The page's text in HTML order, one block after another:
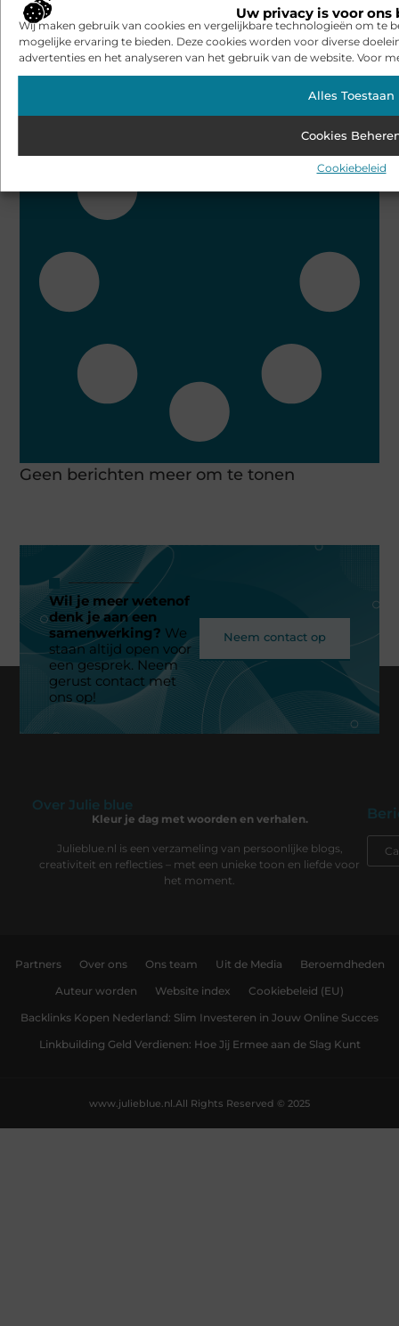
Uw privacy is voor
Wij maken gebruik van cookies en vergelijkbare technologieën om te
mogelijke ervaring te bieden. Deze cookies worden voor diverse
advertenties en het analyseren van het gebruik van de website. Voor
Alles Toestaan
Cookies
Cookiebeleid
De Dakmakers zijn al ruim 35 jaar op daken te vinden
Bekijk alle artikelen over dit onderwerp
Geen berichten meer om te tonen
Wil je meer wetenof
denk je aan een
samenwerking? We
staan altijd open voor
een gesprek. Neem
gerust contact met
ons op!
Neem contact op
Over Julie blue
Kleur je dag met woorden en verhalen.
Julieblue.nl is een verzameling van persoonlijke blogs,
creativiteit en reflecties – met een unieke toon en liefde voor
het moment.
Partners Over ons Ons team Uit de Media Beroemdheden
Auteur worden Website index Cookiebeleid (EU)
Backlinks Kopen Nederland: Slim Investeren in Jouw Online Succes
Linkbuilding Geld Verdienen: Hoe Jij Ermee aan de Slag Kunt
All Rights Reserved © 2025
www.julieblue.nl.